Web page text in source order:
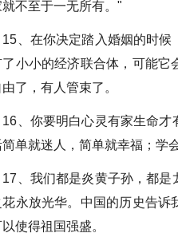
不至于一无所有。"
在你决定踏入婚姻的时候
了小小的经济联合体，可能它
了，有人管束了。
你要明白心灵有家生命才
单就迷人，简单就幸福；学
我们都是炎黄子孙，都是
花永放光华。中国的历史告诉
使得祖国强盛。